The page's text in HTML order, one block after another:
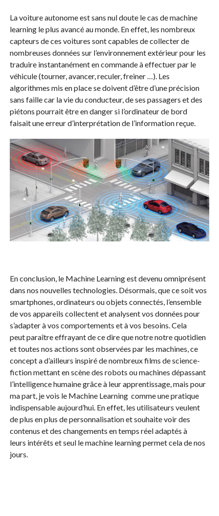
La voiture autonome est sans nul doute le cas de machine
learning le plus avancé au monde. En effet, les nombreux
capteurs de ces voitures sont capables de collecter de
nombreuses données sur l’environnement extérieur pour les
traduire instantanément en commande à effectuer par le
véhicule (tourner, avancer, reculer, freiner …). Les
algorithmes mis en place se doivent d’être d’une précision
sans faille car la vie du conducteur, de ses passagers et des
piétons pourrait être en danger si l’ordinateur de bord
faisait une erreur d’interprétation de l’information reçue.
En conclusion, le Machine Learning est devenu omniprésent
dans nos nouvelles technologies. Désormais, que ce soit vos
smartphones, ordinateurs ou objets connectés, l’ensemble
de vos appareils collectent et analysent vos données pour
s’adapter à vos comportements et à vos besoins. Cela
peut paraître effrayant de ce dire que notre notre quotidien
et toutes nos actions sont observées par les machines, ce
concept a d’ailleurs inspiré de nombreux films de science-
fiction mettant en scène des robots ou machines dépassant
l’intelligence humaine grâce à leur apprentissage, mais pour
ma part, je vois le Machine Learning comme une pratique
indispensable aujourd’hui. En effet, les utilisateurs veulent
de plus en plus de personnalisation et souhaite voir des
contenus et des changements en temps réel adaptés à
leurs intérêts et seul le machine learning permet cela de nos
jours.